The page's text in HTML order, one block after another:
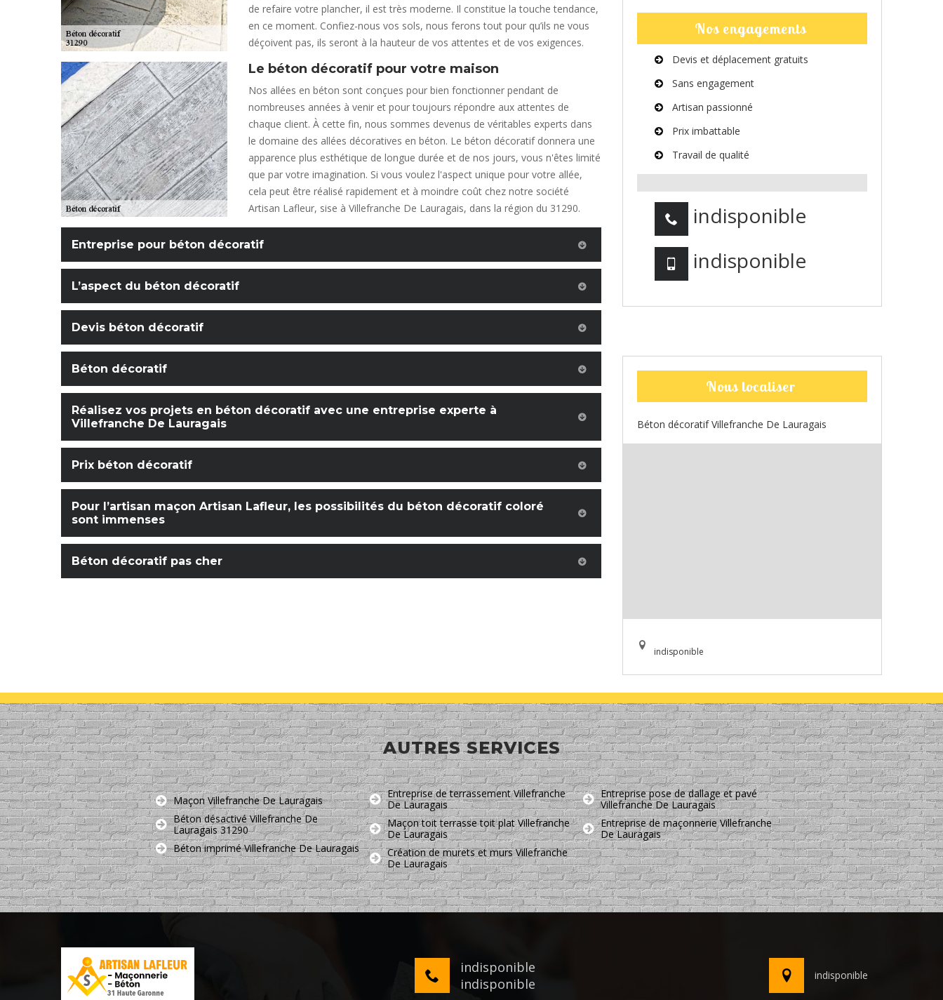
de refaire votre plancher, il est très moderne. Il constitue la touche tendance,
en ce moment. Confiez-nous vos sols, nous ferons tout pour qu’ils ne vous
déçoivent pas, ils seront à la hauteur de vos attentes et de vos exigences.
Le béton décoratif pour votre maison
Nos allées en béton sont conçues pour bien fonctionner pendant de
nombreuses années à venir et pour toujours répondre aux attentes de
chaque client. À cette fin, nous sommes devenus de véritables experts dans
le domaine des allées décoratives en béton. Le béton décoratif donnera une
apparence plus esthétique de longue durée et de nos jours, vous n'êtes limité
que par votre imagination. Si vous voulez l'aspect unique pour votre allée,
cela peut être réalisé rapidement et à moindre coût chez notre société
Artisan Lafleur, sise à Villefranche De Lauragais, dans la région du 31290.
Entreprise pour béton décoratif
L’aspect du béton décoratif
Devis béton décoratif
Béton décoratif
Réalisez vos projets en béton décoratif avec une entreprise experte à
Villefranche De Lauragais
Prix béton décoratif
Pour l’artisan maçon Artisan Lafleur, les possibilités du béton décoratif coloré
sont immenses
Béton décoratif pas cher
Nos engagements
Devis et déplacement gratuits
Sans engagement
Artisan passionné
Prix imbattable
Travail de qualité
indisponible
indisponible
Nous localiser
Béton décoratif Villefranche De Lauragais
indisponible
AUTRES SERVICES
Maçon Villefranche De Lauragais
Béton désactivé Villefranche De
Lauragais 31290
Béton imprimé Villefranche De Lauragais
Entreprise de terrassement Villefranche
De Lauragais
Maçon toit terrasse toit plat Villefranche
De Lauragais
Création de murets et murs Villefranche
De Lauragais
Entreprise pose de dallage et pavé
Villefranche De Lauragais
Entreprise de maçonnerie Villefranche
De Lauragais
indisponible
indisponible
indisponible